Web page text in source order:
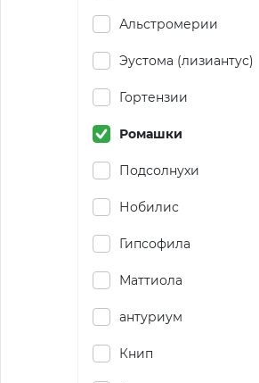
Альстромерии
Эустома (лизиантус)
Гортензии
Ромашки
Подсолнухи
Нобилис
Гипсофила
Маттиола
антуриум
Книп